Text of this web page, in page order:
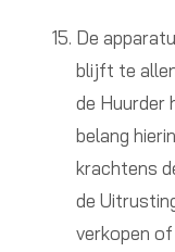
De
blijft te
de Huurder
belang
krachtens
de
verkopen